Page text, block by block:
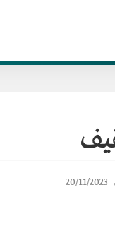
20/11/2023